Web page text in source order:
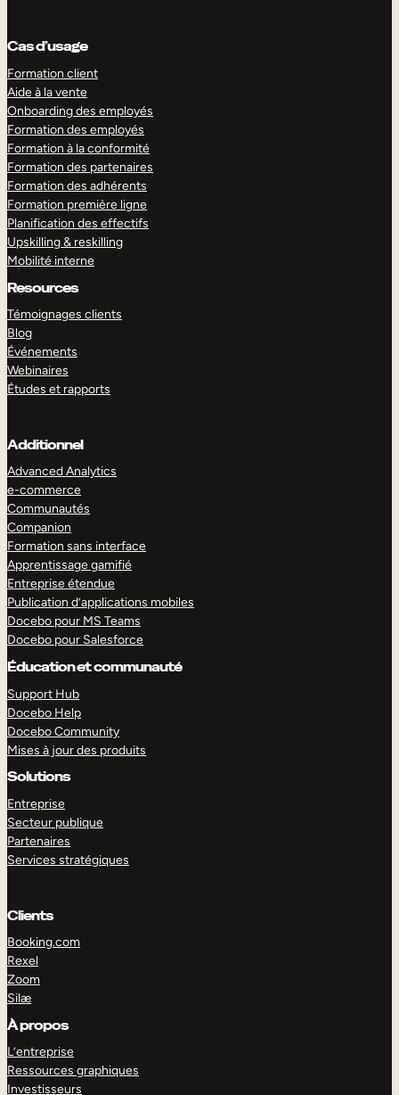
Cas d’usage
Formation client
Aide à la vente
Onboarding des employés
Formation des employés
Formation à la conformité
Formation des partenaires
Formation des adhérents
Formation première ligne
Planification des effectifs
Upskilling & reskilling
Mobilité interne
Resources
Témoignages clients
Blog
Événements
Webinaires
Études et rapports
Additionnel
Advanced Analytics
e-commerce
Communautés
Companion
Formation sans interface
Apprentissage gamifié
Entreprise étendue
Publication d’applications mobiles
Docebo pour MS Teams
Docebo pour Salesforce
Éducation et communauté
Support Hub
Docebo Help
Docebo Community
Mises à jour des produits
Solutions
Entreprise
Secteur publique
Partenaires
Services stratégiques
Clients
Booking.com
Rexel
Zoom
Silæ
À propos
L’entreprise
Ressources graphiques
Investisseurs